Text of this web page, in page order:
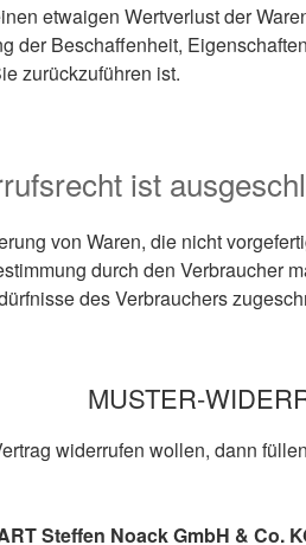
etwaigen Wertverlust der
der Beschaffenheit,
zurückzuführen ist.
ist
von Waren, die nicht
durch den Verbraucher
des Verbrauchers
MUSTER-
widerrufen wollen, dann
Steffen Noack GmbH & Co.